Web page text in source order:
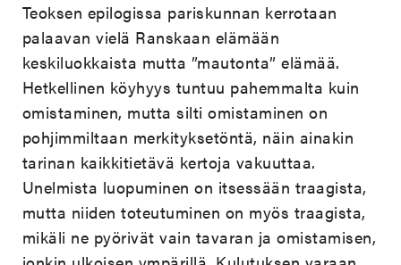
Teoksen epilogissa pariskunnan kerrotaan
palaavan vielä Ranskaan elämään
keskiluokkaista mutta ”mautonta” elämää.
Hetkellinen köyhyys tuntuu pahemmalta kuin
omistaminen, mutta silti omistaminen on
pohjimmiltaan merkityksetöntä, näin ainakin
tarinan kaikkitietävä kertoja vakuuttaa.
Unelmista luopuminen on itsessään traagista,
mutta niiden toteutuminen on myös traagista,
mikäli ne pyörivät vain tavaran ja omistamisen,